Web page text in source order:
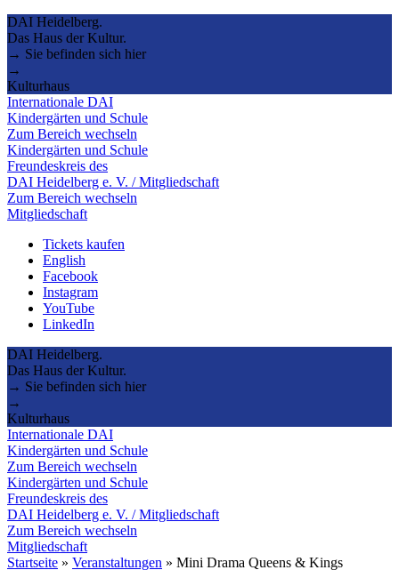
DAI Heidelberg.
Das Haus der Kultur.
→ Sie befinden sich hier
→
Kulturhaus
Internationale DAI
Kindergärten und Schule
Zum Bereich wechseln
Kindergärten und Schule
Freundeskreis des
DAI Heidelberg e. V. / Mitgliedschaft
Zum Bereich wechseln
Mitgliedschaft
Tickets kaufen
English
Facebook
Instagram
YouTube
LinkedIn
DAI Heidelberg.
Das Haus der Kultur.
→ Sie befinden sich hier
→
Kulturhaus
Internationale DAI
Kindergärten und Schule
Zum Bereich wechseln
Kindergärten und Schule
Freundeskreis des
DAI Heidelberg e. V. / Mitgliedschaft
Zum Bereich wechseln
Mitgliedschaft
Startseite » Veranstaltungen » Mini Drama Queens & Kings